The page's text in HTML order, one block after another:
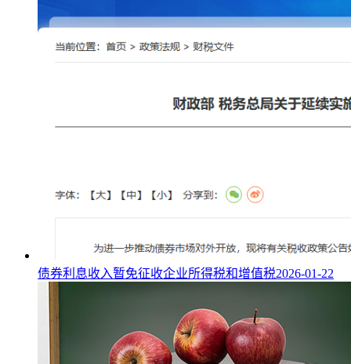
债券利息收入暂免征收企业所得税和增值税2026-01-22